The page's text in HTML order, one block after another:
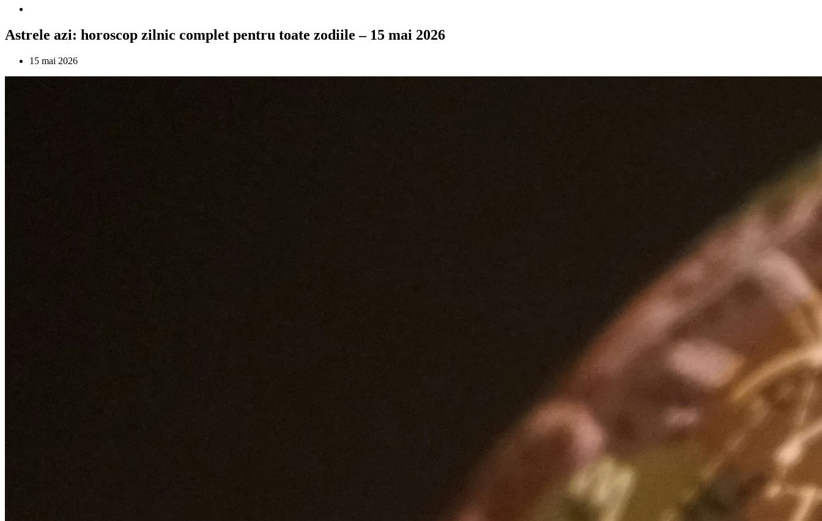
Astrele azi: horoscop zilnic complet pentru toate zodiile – 15 mai 2026
15 mai 2026